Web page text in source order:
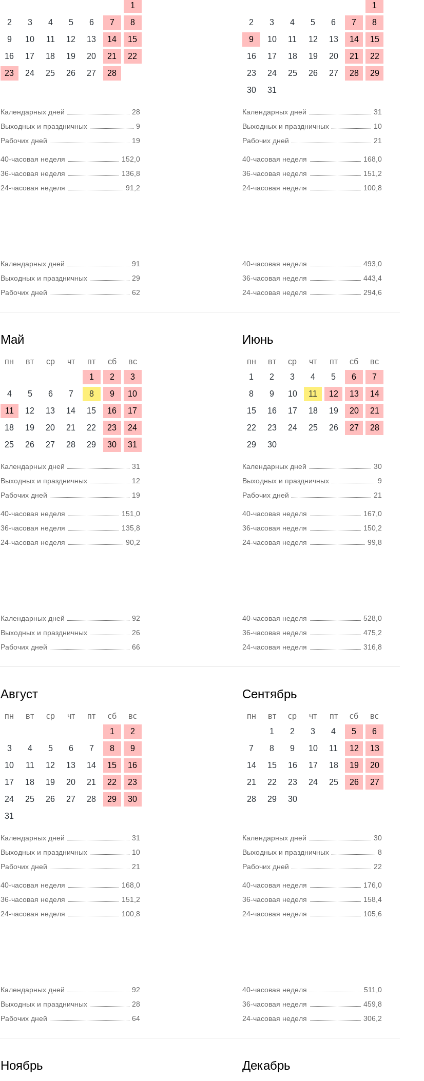
1
2
3 4 5 6 7
8
9
10 11 12 13 14
15
16
17 18 19 20 21
22
23
24 25 26 27 28
Календарных дней
28
Выходных и праздничных
9
Рабочих дней
19
40-часовая неделя
152,0
36-часовая неделя
136,8
24-часовая неделя
91,2
1
2
3 4 5 6 7
8
9
10 11 12 13 14
15
16
17 18 19 20 21
22
23
24 25 26 27 28
29
30
31
Календарных дней
31
Выходных и праздничных
10
Рабочих дней
21
40-часовая неделя
168,0
36-часовая неделя
151,2
24-часовая неделя
100,8
Календарных дней
91
Выходных и праздничных
29
Рабочих дней
62
40-часовая неделя
493,0
36-часовая неделя
443,4
24-часовая неделя
294,6
Май
пн вт ср чт пт сб
вс
1
2
3
4
5 6 7 8 9
10
11
12 13 14 15 16
17
18
19 20 21 22 23
24
25
26 27 28 29 30 31
Календарных дней
31
Выходных и праздничных
12
Рабочих дней
19
40-часовая неделя
151,0
36-часовая неделя
135,8
24-часовая неделя
90,2
Июнь
пн вт ср чт пт сб
вс
1
2 3 4 5 6
7
8
9 10 11 12 13
14
15
16 17 18 19 20
21
22
23 24 25 26 27
28
29
30
Календарных дней
30
Выходных и праздничных
9
Рабочих дней
21
40-часовая неделя
167,0
36-часовая неделя
150,2
24-часовая неделя
99,8
Календарных дней
92
Выходных и праздничных
26
Рабочих дней
66
40-часовая неделя
528,0
36-часовая неделя
475,2
24-часовая неделя
316,8
Август
пн вт ср чт пт сб
вс
1
2
3
4 5 6 7 8
9
10
11 12 13 14 15
16
17
18 19 20 21 22
23
24
25 26 27 28 29
30
31
Календарных дней
31
Выходных и праздничных
10
Рабочих дней
21
40-часовая неделя
168,0
36-часовая неделя
151,2
24-часовая неделя
100,8
Сентябрь
пн вт ср чт пт сб
вс
1
2 3 4 5
6
7
8 9 10 11 12
13
14
15 16 17 18 19
20
21
22 23 24 25 26
27
28
29 30
Календарных дней
30
Выходных и праздничных
8
Рабочих дней
22
40-часовая неделя
176,0
36-часовая неделя
158,4
24-часовая неделя
105,6
Календарных дней
92
Выходных и праздничных
28
Рабочих дней
64
40-часовая неделя
511,0
36-часовая неделя
459,8
24-часовая неделя
306,2
Ноябрь Декабрь